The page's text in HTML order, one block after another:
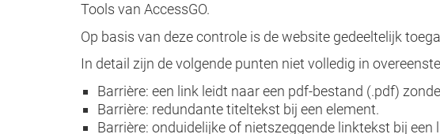
Tools van AccessGO.
Op basis van deze controle is de website gedeeltelijk
In detail zijn de volgende punten niet volledig in
Barrière: een link leidt naar een pdf-bestand (.pdf)
Barrière: redundante titeltekst bij een element.
Barrière: onduidelijke of nietszeggende linktekst bij een